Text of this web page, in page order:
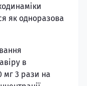
як одноразова
в
мг 3 рази на